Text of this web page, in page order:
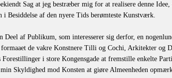
Sag at jeg bestræber mig for at realisere denne
i Besiddelse af den nyere Tids berømteste Kunstværk.
Deel af Publikum, som interesserer sig derfor, en
de vakre Konstnere Tilli og Cochi, Arkitekter og
Forestillinger i store Kongensgade at fremstille enkelte
Skyldighed mod Konsten at giøre Almeenheden